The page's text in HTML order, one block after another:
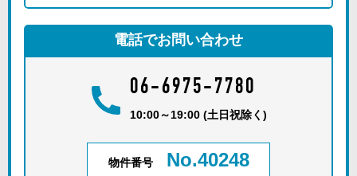
電話でお問い合わせ
06-6975-7780
10:00～19:00 (土日祝除く)
物件番号 No.40248